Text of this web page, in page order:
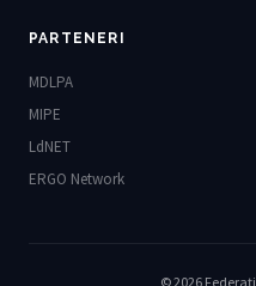
PARTENERI
MDLPA
MIPE
LdNET
ERGO Network
© 2026